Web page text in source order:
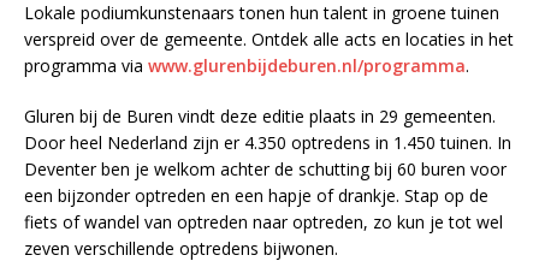
Lokale podiumkunstenaars tonen hun talent in groene tuinen
verspreid over de gemeente. Ontdek alle acts en locaties in het
programma via www.glurenbijdeburen.nl/programma.
Gluren bij de Buren vindt deze editie plaats in 29 gemeenten.
Door heel Nederland zijn er 4.350 optredens in 1.450 tuinen. In
Deventer ben je welkom achter de schutting bij 60 buren voor
een bijzonder optreden en een hapje of drankje. Stap op de
fiets of wandel van optreden naar optreden, zo kun je tot wel
zeven verschillende optredens bijwonen.